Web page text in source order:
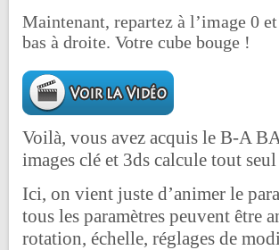
Maintenant, repartez à l’image 0
bas à droite. Votre cube bouge !
Voilà, vous avez acquis le B-A
images clé et 3ds calcule tout
Ici, on vient juste d’animer le
tous les paramètres peuvent être
rotation, échelle, réglages de